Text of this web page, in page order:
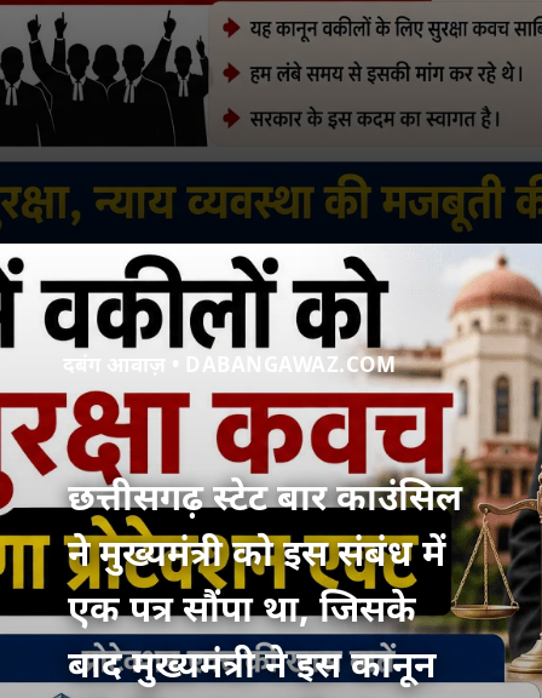
दबंग आवाज़ • DABANGAWAZ.COM
छत्तीसगढ़ स्टेट बार काउंसिल
ने मुख्यमंत्री को इस संबंध में
एक पत्र सौंपा था, जिसके
बाद मुख्यमंत्री ने इस कानून